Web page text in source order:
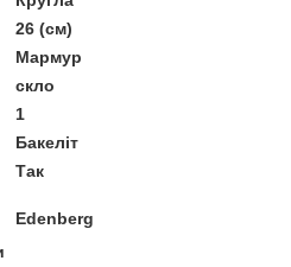
26 (см)
Мармур
скло
1
Бакеліт
Так
Edenberg